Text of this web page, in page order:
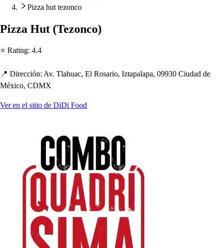
Pizza hut tezonco
Pizza Hut (Tezonco)
⭐ Rating: 4.4
📍 Dirección: Av. Tlahuac, El Rosario, Iztapalapa, 09930 Ciudad de
México, CDMX
Ver en el sitio de DiDi Food